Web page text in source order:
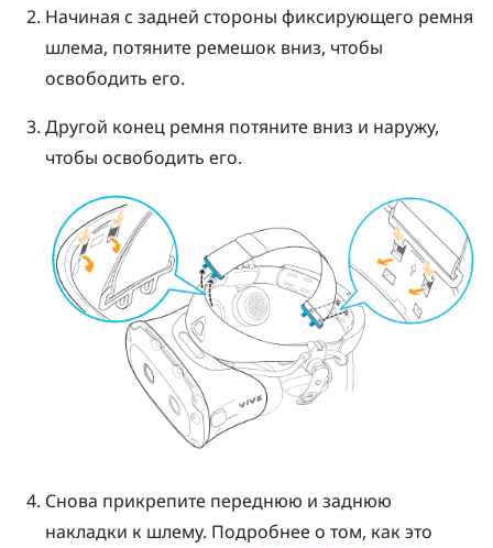
Начиная с задней стороны фиксирующего ремня
шлема, потяните ремешок вниз, чтобы
освободить его.
Другой конец ремня потяните вниз и наружу,
чтобы освободить его.
Снова прикрепите переднюю и заднюю
накладки к шлему. Подробнее о том, как это